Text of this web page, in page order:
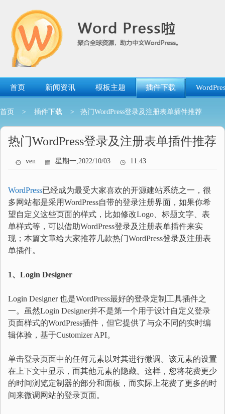
首页 新闻资讯 模板主题 插件下载
首页 > 插件下载 > 热门WordPress登录及注册表单插件推荐
热门WordPress登录及注册表单插件推荐
ven 星期一,2022/10/03 11:43
WordPress已经成为最受大家喜欢的开源建站系统之一，很
多网站都是采用WordPress自带的登录注册界面，如果你希
望自定义这些页面的样式，比如修改Logo、标题文字、表
单样式等，可以借助WordPress登录及注册表单插件来实
现；本篇文章给大家推荐几款热门WordPress登录及注册表
单插件。
1、Login Designer
Login Designer 也是WordPress最好的登录定制工具插件之
一。虽然Login Designer并不是第一个用于设计自定义登录
页面样式的WordPress插件，但它提供了与众不同的实时编
辑体验，基于Customizer API。
单击登录页面中的任何元素以对其进行微调。该元素的设置
在上下文中显示，而其他元素的隐藏。这样，您将花费更少
的时间浏览定制器的部分和面板，而实际上花费了更多的时
间来微调网站的登录页面。